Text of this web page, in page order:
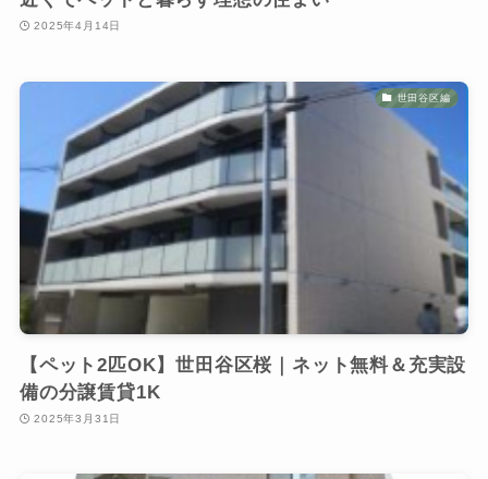
2025年4月14日
世田谷区編
【ペット2匹OK】世田谷区桜｜ネット無料＆充実設
備の分譲賃貸1K
2025年3月31日